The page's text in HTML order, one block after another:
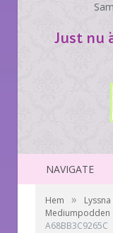
Just nu
NAVIGATE
Hem »
Mediumpodden
A68BB3C9265C